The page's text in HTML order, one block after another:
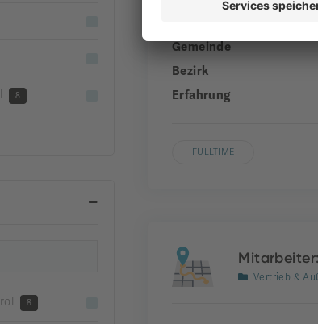
8
8
Gemeinde
Bezirk
Erfahrung
FULLTIME
Vertrieb &